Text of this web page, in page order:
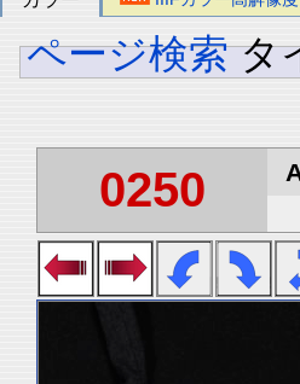
ページ検索 タ
0250